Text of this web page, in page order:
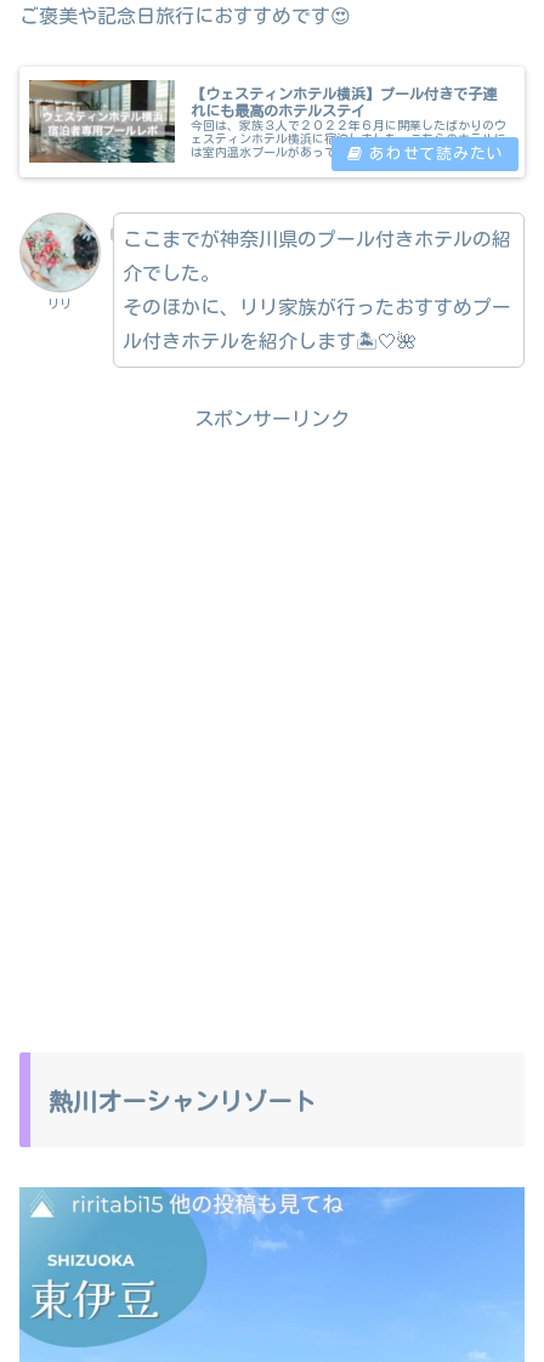
ご褒美や記念日旅行におすすめです😍
【ウェスティンホテル横浜】プール付きで子連
れにも最高のホテルステイ
今回は、家族３人で２０２２年６月に開業したばかりのウ
ェスティンホテル横浜に宿泊しました。こちらのホテルに
は室内温水プールがあって、開業したばかりなので館内は
ススメします。こんにちは＠rir...
リリ
ここまでが神奈川県のプール付きホテルの紹
介でした。
そのほかに、リリ家族が行ったおすすめプー
ル付きホテルを紹介します🏝️🤍🌺
スポンサーリンク
熱川オーシャンリゾート